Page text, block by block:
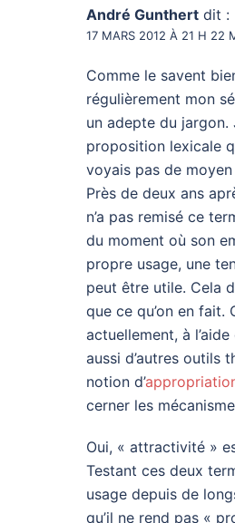
André Gunthert dit :
17 MARS 2012 À 21 H 22
Comme le savent
régulièrement mon
un adepte du jargon.
proposition lexicale
voyais pas de
Près de deux ans
n’a pas remisé ce
du moment où son
propre usage, une
peut être utile. Cela
que ce qu’on en fait.
actuellement, à
aussi d’autres outils
notion d’
cerner les
Oui, « attractivité »
Testant ces deux
usage depuis de
qu’il ne rend pas «